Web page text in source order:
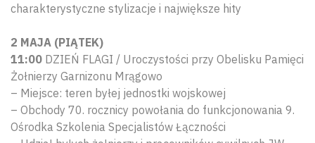
charakterystyczne stylizacje i największe hity
2 MAJA (PIĄTEK)
11:00 DZIEŃ FLAGI / Uroczystości przy Obelisku Pamięci
Żołnierzy Garnizonu Mrągowo
– Miejsce: teren byłej jednostki wojskowej
– Obchody 70. rocznicy powołania do funkcjonowania 9.
Ośrodka Szkolenia Specjalistów Łączności